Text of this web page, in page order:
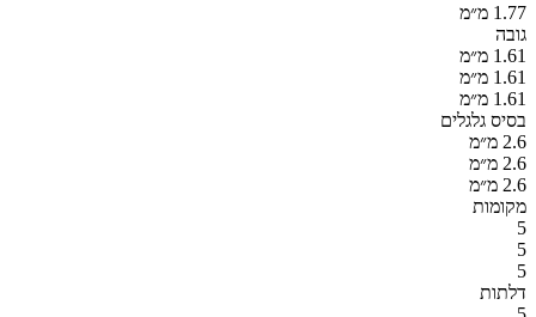
1.77 מ״מ
גובה
1.61 מ״מ
1.61 מ״מ
1.61 מ״מ
בסיס גלגלים
2.6 מ״מ
2.6 מ״מ
2.6 מ״מ
מקומות
5
5
5
דלתות